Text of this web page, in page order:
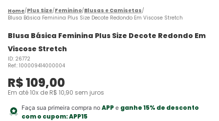
Plus Size Feminino Blusas e Camisetas
Blusa Básica Feminina Plus Size Decote Redondo Em Viscose Stretch
Blusa Básica Feminina Plus Size Decote Redondo Em
Viscose Stretch
ID: 26772
Ref.: 100009414000004
R$109,00
Em até10x de R$ 10,90 sem juros
Faça sua primeira compra no APPe ganhe 15% de desconto
com o cupom:APP15